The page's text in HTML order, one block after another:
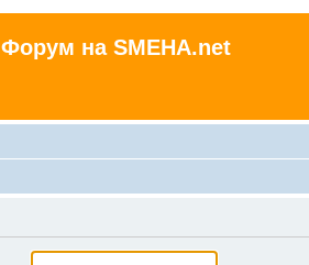
Форум на SMEHA.net